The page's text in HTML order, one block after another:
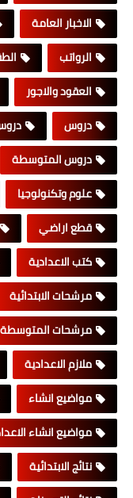
الاخبار العامة
الرواتب
العقود والاجور
دروس
دروس المتوسطة
علوم وتكنولوجيا
قطع اراضي
كتب الاعدادية
مرشحات الابتدائية
مرشحات المتوسطة
ملازم الاعدادية
مواضيع انشاء
مواضيع انشاء
نتائج الابتدائية